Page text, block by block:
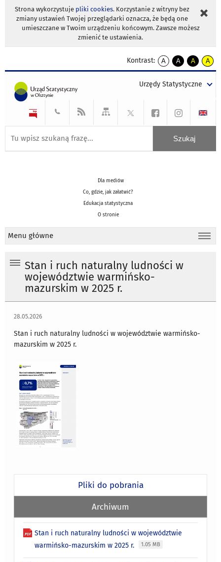
Strona wykorzystuje pliki cookies. Korzystanie z witryny bez
zmiany ustawień Twojej przeglądarki oznacza, że będą one
umieszczane w Twoim urządzeniu końcowym. Zawsze możesz
zmienić te ustawienia.
Kontrast:
A
kontrast
A
kontrast
tekst
czarnym
A
kontrast
tekst
czarnym
A
tekst
żółtym
Urzędy Statystyczne
Dla mediów
Co, gdzie, jak załatwić?
Edukacja statystyczna
O stronie
Menu główne
Stan i ruch naturalny ludności w
województwie warmińsko-
mazurskim w 2025 r.
28.05.2026
Stan i ruch naturalny ludności w województwie warmińsko-
mazurskim w 2025 r.
Pliki do pobrania
Archiwum
Stan i ruch naturalny ludności w województwie
warmińsko-mazurskim w 2025 r.
1.05 MB